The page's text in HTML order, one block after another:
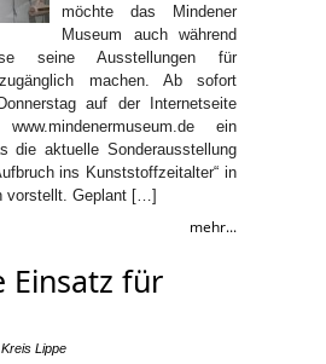
möchte das Mindener
Museum auch während
seine Ausstellungen für
machen. Ab sofort
auf der Internetseite
ein
die aktuelle Sonderausstellung
ins Kunststoffzeitalter“ in
vorstellt. Geplant […]
mehr...
Einsatz für
Kreis Lippe